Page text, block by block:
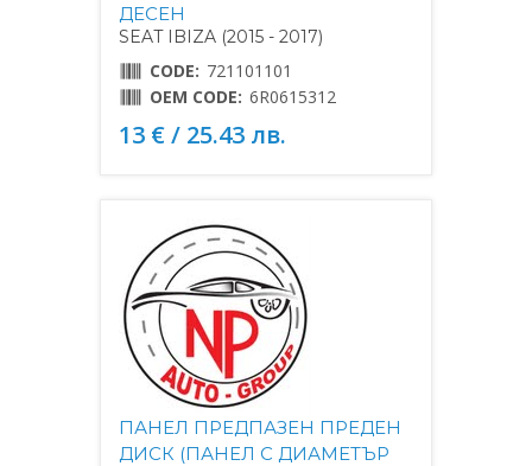
ДЕСЕН
SEAT IBIZA (2015 - 2017)
CODE: 721101101
OEM CODE: 6R0615312
13 € / 25.43 лв.
ПАНЕЛ ПРЕДПАЗЕН ПРЕДЕН
ДИСК (ПАНЕЛ С ДИАМЕТЪР